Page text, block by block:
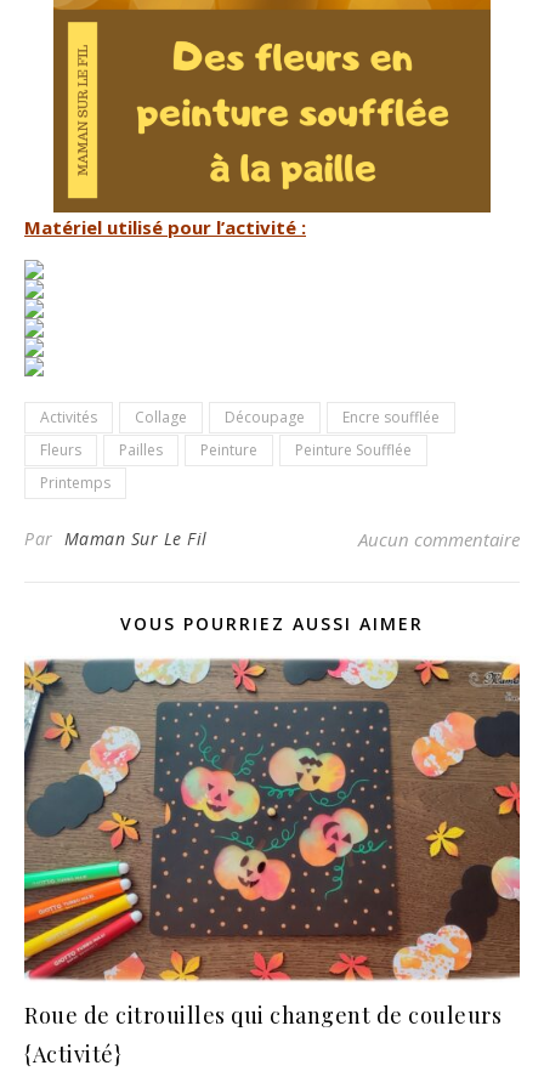
Matériel utilisé pour l’activité :
Activités Collage Découpage
Encre soufflée
Fleurs
Pailles Peinture
Peinture Soufflée
Printemps
Par Maman Sur Le Fil Aucun commentaire
VOUS POURRIEZ AUSSI AIMER
Roue de citrouilles qui changent de couleurs
{Activité}